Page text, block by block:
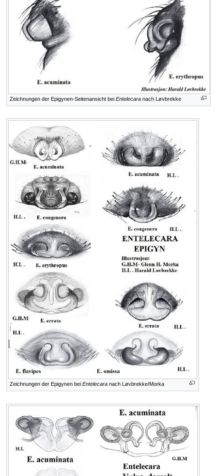
Zeichnungen der Epigynen-Seitenansicht bei Entelecaranach Løvbrekke
Zeichnungen der Epigynen bei Entelecaranach Løvbrekke/Morka